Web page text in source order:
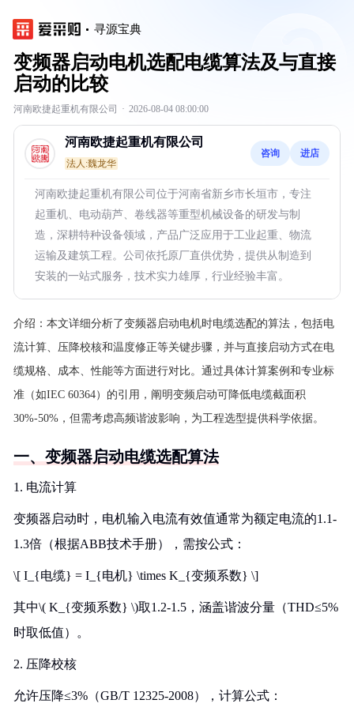
寻源宝典
变频器启动电机选配电缆算法及与直接
启动的比较
河南欧捷起重机有限公司 · 2026-08-04 08:00:00
河南欧捷起重机有限公司
法人:魏龙华
咨询 进店
河南欧捷起重机有限公司位于河南省新乡市长垣市，专注
起重机、电动葫芦、卷线器等重型机械设备的研发与制
造，深耕特种设备领域，产品广泛应用于工业起重、物流
运输及建筑工程。公司依托原厂直供优势，提供从制造到
安装的一站式服务，技术实力雄厚，行业经验丰富。
介绍： 本文详细分析了变频器启动电机时电缆选配的算法，包括电
流计算、压降校核和温度修正等关键步骤，并与直接启动方式在电
缆规格、成本、性能等方面进行对比。通过具体计算案例和专业标
准（如IEC 60364）的引用，阐明变频启动可降低电缆截面积
30%-50%，但需考虑高频谐波影响，为工程选型提供科学依据。
一、变频器启动电缆选配算法
1. 电流计算
变频器启动时，电机输入电流有效值通常为额定电流的1.1-
1.3倍（根据ABB技术手册），需按公式：
\[ I_{电缆} = I_{电机} \times K_{变频系数} \]
其中\( K_{变频系数} \)取1.2-1.5，涵盖谐波分量（THD≤5%
时取低值）。
2. 压降校核
允许压降≤3%（GB/T 12325-2008），计算公式：